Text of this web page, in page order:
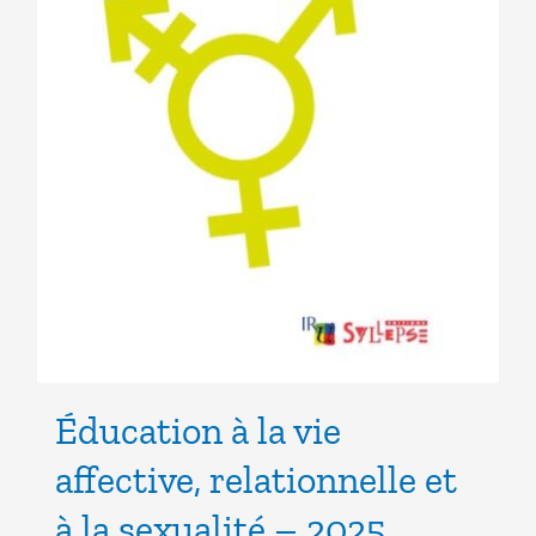
Éducation à la vie
affective, relationnelle et